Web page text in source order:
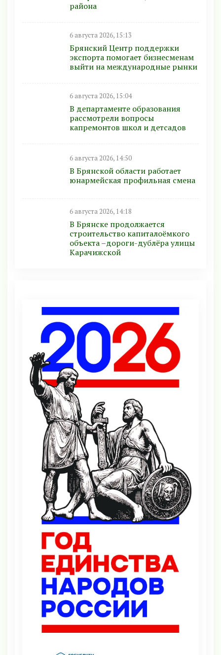
района
6 августа 2026, 15:13
Брянский Центр поддержки
экспорта помогает бизнесменам
выйти на международные рынки
6 августа 2026, 15:04
В департаменте образования
рассмотрели вопросы
капремонтов школ и детсадов
6 августа 2026, 14:50
В Брянской области работает
юнармейская профильная смена
6 августа 2026, 14:18
В Брянске продолжается
строительство капиталоёмкого
объекта –дороги-дублёра улицы
Карачижской